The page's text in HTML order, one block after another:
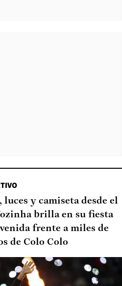
luces y camiseta desde el
brilla en su fiesta
frente a miles de
de Colo Colo